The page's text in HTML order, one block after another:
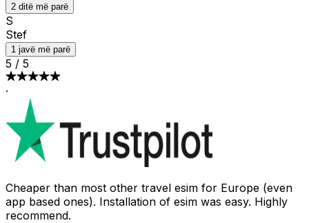
2 ditë më parë
S
Stef
1 javë më parë
5 / 5
·
Cheaper than most other travel esim for Europe (even
app based ones). Installation of esim was easy. Highly
recommend.